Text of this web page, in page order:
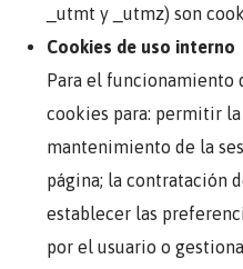
_utmt y _utmz) son
Cookies de uso interno
Para el funcionamiento
cookies para: permitir
mantenimiento de la
página; la contratación
establecer las
por el usuario o